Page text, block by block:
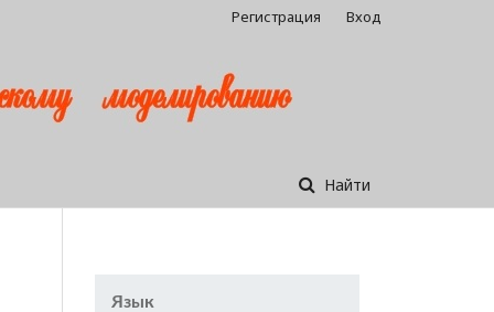
Найти
Регистрация Вход
Язык